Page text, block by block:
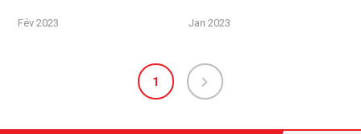
Fév 2023 Jan 2023
1